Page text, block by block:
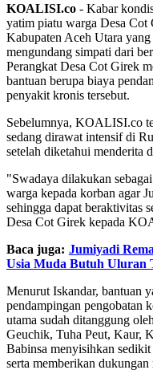
KOALISI.co - Kabar
yatim piatu warga Desa
Kabupaten Aceh Utara
mengundang simpati dari
Perangkat Desa Cot Girek
bantuan berupa biaya
penyakit kronis tersebut.
Sebelumnya, KOALISI.co
sedang dirawat intensif di
setelah diketahui menderita
"Swadaya dilakukan
warga kepada korban agar
sehingga dapat beraktivitas
Desa Cot Girek kepada
Baca juga: Jumiyadi
Usia Muda Butuh Uluran
Menurut Iskandar, bantuan
pendampingan pengobatan
utama sudah ditanggung
Geuchik, Tuha Peut, Kaur,
Babinsa menyisihkan
serta memberikan